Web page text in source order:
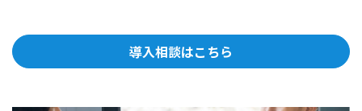
導入相談はこちら